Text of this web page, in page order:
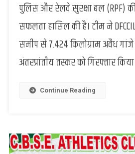
की
कार्रवाई:
7.42
अवैध
के
पुलिस और रेलवे सुरक्षा बल (RPF)
सफलता हासिल की है। टीम ने
समीप से 7.424 किलोग्राम अवैध
अंतरप्रांतीय तस्कर को गिरफ्तार
Continue Reading